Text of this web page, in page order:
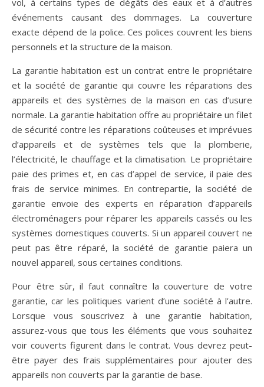
événements causant des dommages. La couverture
exacte dépend de la police. Ces polices couvrent les biens
personnels et la structure de la maison.
La garantie habitation est un contrat entre le propriétaire
et la société de garantie qui couvre les réparations des
appareils et des systèmes de la maison en cas d’usure
normale. La garantie habitation offre au propriétaire un filet
de sécurité contre les réparations coûteuses et imprévues
d’appareils et de systèmes tels que la plomberie,
l’électricité, le chauffage et la climatisation. Le propriétaire
paie des primes et, en cas d’appel de service, il paie des
frais de service minimes. En contrepartie, la société de
garantie envoie des experts en réparation d’appareils
électroménagers pour réparer les appareils cassés ou les
systèmes domestiques couverts. Si un appareil couvert ne
peut pas être réparé, la société de garantie paiera un
nouvel appareil, sous certaines conditions.
Pour être sûr, il faut connaître la couverture de votre
garantie, car les politiques varient d’une société à l’autre.
Lorsque vous souscrivez à une garantie habitation,
assurez-vous que tous les éléments que vous souhaitez
voir couverts figurent dans le contrat. Vous devrez peut-
être payer des frais supplémentaires pour ajouter des
appareils non couverts par la garantie de base.